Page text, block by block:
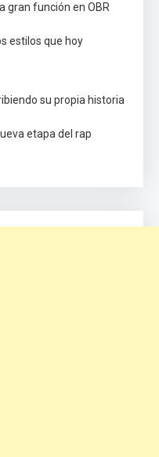
gran función en OBR
estilos que hoy
su propia historia
etapa del rap